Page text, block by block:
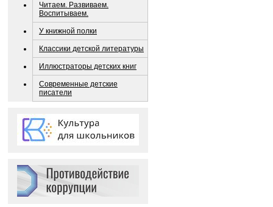
Читаем. Развиваем.
Воспитываем.
У книжной полки
Классики детской литературы
Иллюстраторы детских книг
Современные детские
писатели